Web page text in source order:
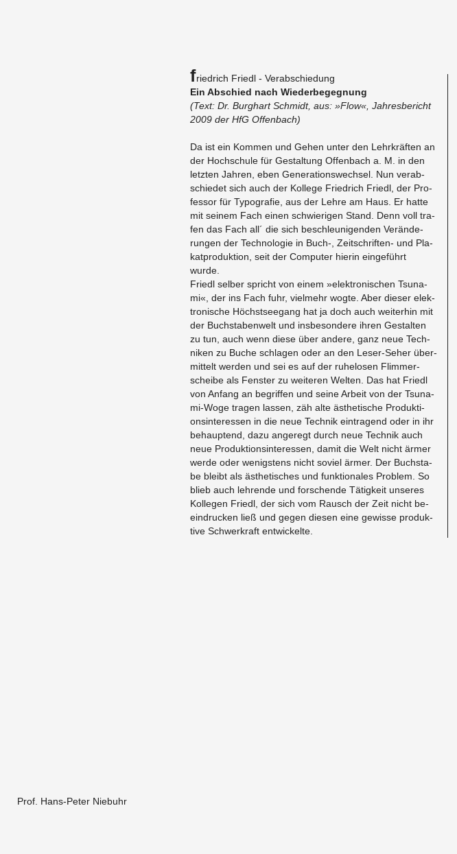
Prof. Hans-Peter Niebuhr
Fried­rich Friedl - Ver­ab­schie­dung
Ein Ab­schied nach Wie­der­be­geg­nung
(Text: Dr. Burg­hart Schmidt, aus: »Flow«, Jah­res­be­richt
2009 der HfG Of­fen­bach)
Da ist ein Kom­men und Gehen unter den Lehr­kräf­ten an
der Hoch­schu­le für Ge­stal­tung Of­fen­bach a. M. in den
letz­ten Jah­ren, eben Ge­ne­ra­ti­ons­wech­sel. Nun ver­ab­
schie­det sich auch der Kol­le­ge Fried­rich Friedl, der Pro­
fes­sor für Ty­po­gra­fie, aus der Lehre am Haus. Er hatte
mit sei­nem Fach einen schwie­ri­gen Stand. Denn voll tra­
fen das Fach all´ die sich be­schleu­ni­gen­den Ver­än­de­
run­gen der Tech­no­lo­gie in Buch-, Zeit­schrif­ten- und Pla­
kat­pro­duk­ti­on, seit der Com­pu­ter hier­in ein­ge­führt
wurde.
Friedl sel­ber spricht von einem »elek­tro­ni­schen Tsu­na­
mi«, der ins Fach fuhr, viel­mehr wogte. Aber die­ser elek­
tro­ni­sche Höchst­see­gang hat ja doch auch wei­ter­hin mit
der Buch­sta­ben­welt und ins­be­son­de­re ihren Ge­stal­ten
zu tun, auch wenn diese über an­de­re, ganz neue Tech­
ni­ken zu Buche schla­gen oder an den Le­ser-Se­her über­
mit­telt wer­den und sei es auf der ru­he­lo­sen Flim­mer­
schei­be als Fens­ter zu wei­te­ren Wel­ten. Das hat Friedl
von An­fang an be­grif­fen und seine Ar­beit von der Tsu­na­
mi-Wo­ge tra­gen las­sen, zäh alte äs­the­ti­sche Pro­duk­ti­
ons­in­ter­es­sen in die neue Tech­nik ein­tra­gend oder in ihr
be­haup­tend, dazu an­ge­regt durch neue Tech­nik auch
neue Pro­duk­ti­ons­in­ter­es­sen, damit die Welt nicht ärmer
werde oder we­nigs­tens nicht so­viel ärmer. Der Buch­sta­
be bleibt als äs­the­ti­sches und funk­tio­na­les Pro­blem. So
blieb auch leh­ren­de und for­schen­de Tä­tig­keit un­se­res
Kol­le­gen Friedl, der sich vom Rausch der Zeit nicht be­
ein­dru­cken ließ und gegen die­sen eine ge­wis­se pro­duk­
ti­ve Schwer­kraft ent­wi­ckel­te.